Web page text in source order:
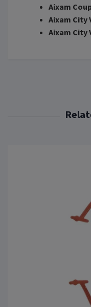
Aixam
Aixam City
Aixam City